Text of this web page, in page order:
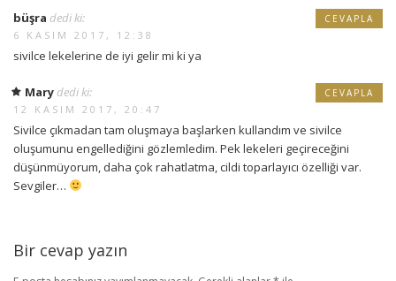
büşra dedi ki:
6 KASIM 2017, 12:38
sivilce lekelerine de iyi gelir mi ki ya
CEVAPLA
Mary dedi ki:
12 KASIM 2017, 20:47
Sivilce çıkmadan tam oluşmaya başlarken kullandım ve sivilce
oluşumunu engellediğini gözlemledim. Pek lekeleri geçireceğini
düşünmüyorum, daha çok rahatlatma, cildi toparlayıcı özelliği var.
Sevgiler…
CEVAPLA
Bir cevap yazın